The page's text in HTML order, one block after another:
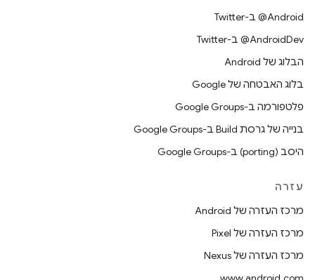
‎@Android ב-Twitter
‎@AndroidDev ב-Twitter
הבלוג של Android
בלוג האבטחה של Google
פלטפורמה ב-Google Groups
בנייה של גרסת Build ב-Google Groups
היסב (porting) ב-Google Groups
עזרה
מרכז העזרה של Android
מרכז העזרה של Pixel
מרכז העזרה של Nexus